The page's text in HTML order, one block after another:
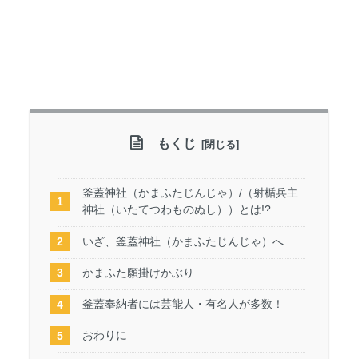
もくじ
釜蓋神社（かまふたじんじゃ）/（射楯兵主
神社（いたてつわものぬし））とは!?
いざ、釜蓋神社（かまふたじんじゃ）へ
かまふた願掛けかぶり
釜蓋奉納者には芸能人・有名人が多数！
おわりに